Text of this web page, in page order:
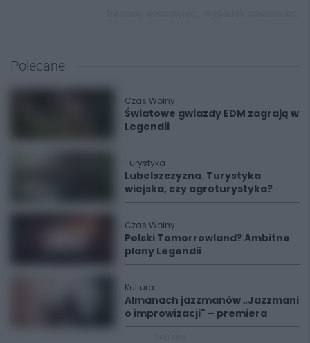
Polecane
Czas Wolny
Światowe gwiazdy EDM zagrają w
Legendii
Turystyka
Lubelszczyzna. Turystyka
wiejska, czy agroturystyka?
Czas Wolny
Polski Tomorrowland? Ambitne
plany Legendii
Kultura
Almanach jazzmanów „Jazzmani
o improwizacji" – premiera